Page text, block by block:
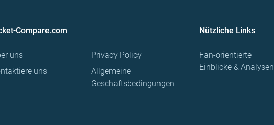
Compare.com
uns
uns
Privacy Policy
Allgemeine
Geschäftsbedingungen
Nützliche Links
Fan-orientierte
Einblicke & Analysen